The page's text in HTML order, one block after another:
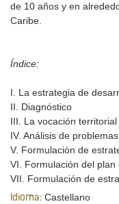
de 10 años y en
Caribe.
Índice:
I. La estrategia de
II. Diagnóstico
III. La vocación territorial
IV. Análisis de
V. Formulación de
VI. Formulación del plan
VII. Formulación de
Idioma: Castellano